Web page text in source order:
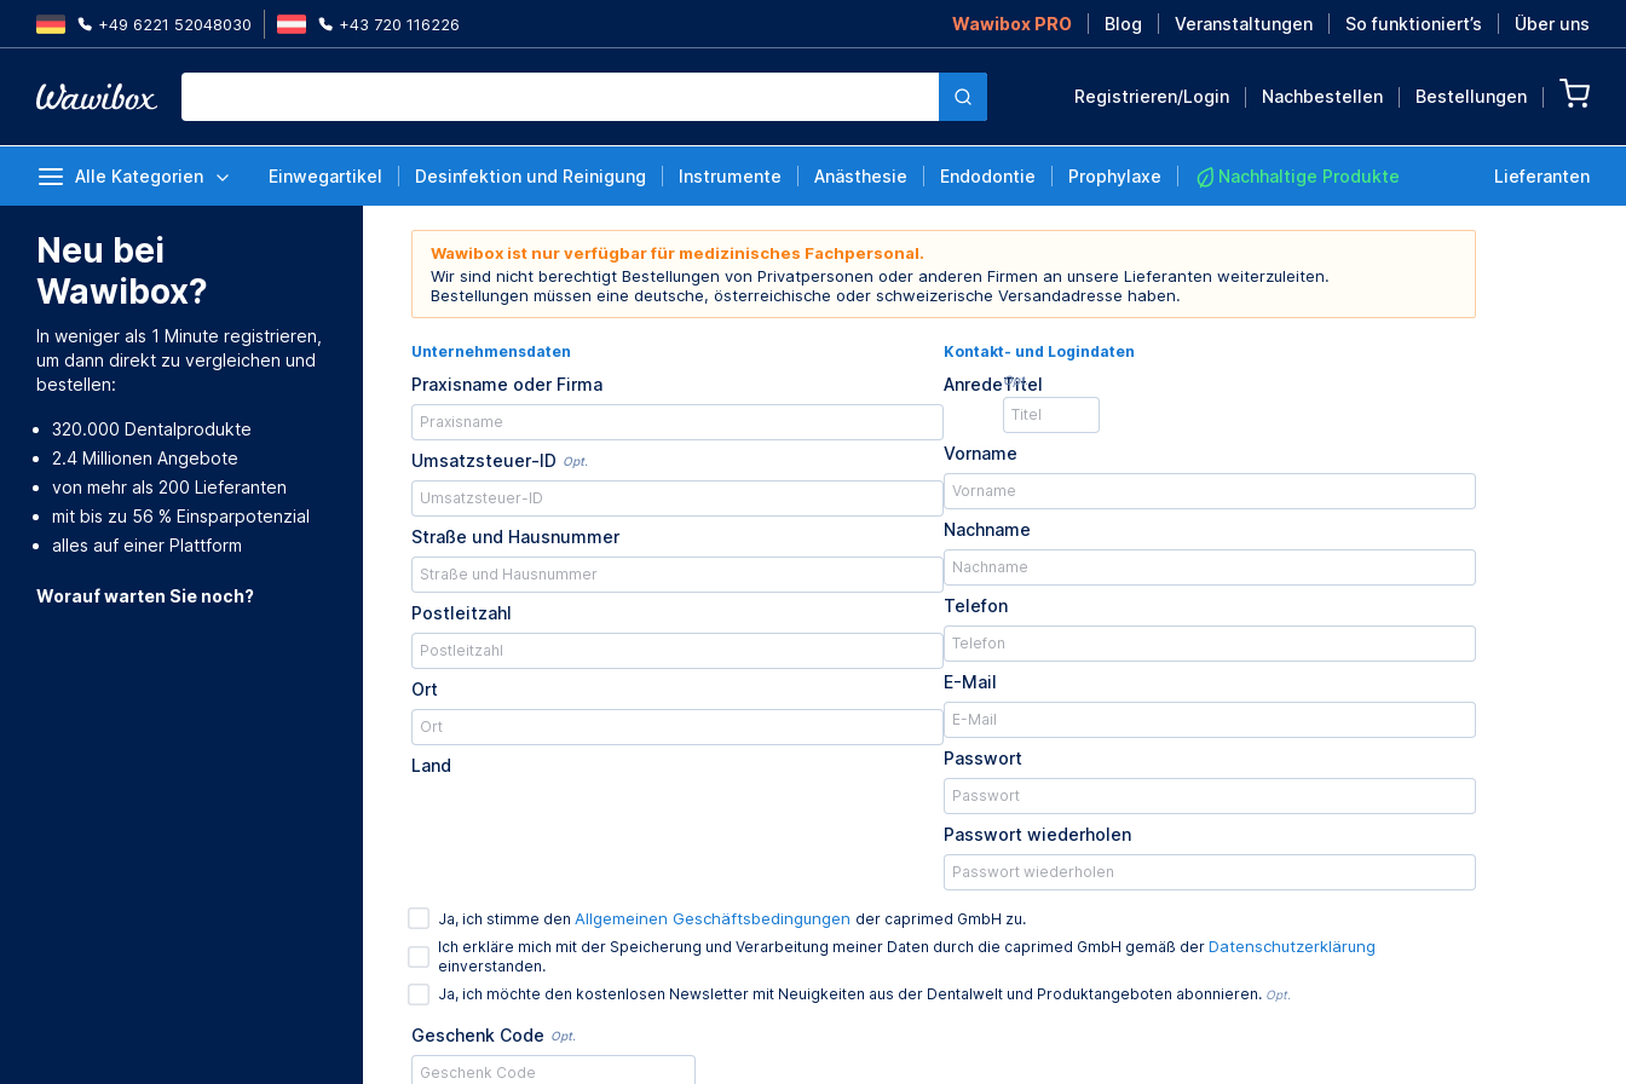
+49 6221 52048030 +43 720 116226 Wawibox PRO Blog Veranstaltungen So funktioniert’s Über uns
Registrieren/Login Nachbestellen Bestellungen
Alle Kategorien Einwegartikel Desinfektion und Reinigung Instrumente Anästhesie Endodontie Prophylaxe Nachhaltige Produkte Lieferanten
MEHR ENTDECKEN
Neu bei
Wawibox?
In weniger als 1 Minute registrieren,
um dann direkt zu vergleichen und
bestellen:
320.000 Dentalprodukte
2.4 Millionen Angebote
von mehr als 200 Lieferanten
mit bis zu 56 % Einsparpotenzial
alles auf einer Plattform
Worauf warten Sie noch?
Wawibox ist nur verfügbar für medizinisches Fachpersonal.
Wir sind nicht berechtigt Bestellungen von Privatpersonen oder anderen Firmen an unsere Lieferanten weiterzuleiten.
Bestellungen müssen eine deutsche, österreichische oder schweizerische Versandadresse haben.
Unternehmensdaten
Praxisname oder Firma
Umsatzsteuer-ID Opt.
Straße und Hausnummer
Postleitzahl
Ort
Land
Kontakt- und Logindaten
AnredeTitel
Opt.
Vorname
Nachname
Telefon
E-Mail
Passwort
Passwort wiederholen
Ja, ich stimme den Allgemeinen Geschäftsbedingungen der caprimed GmbH zu.
Ich erkläre mich mit der Speicherung und Verarbeitung meiner Daten durch die caprimed GmbH gemäß der Datenschutzerklärung
einverstanden.
Ja, ich möchte den kostenlosen Newsletter mit Neuigkeiten aus der Dentalwelt und Produktangeboten abonnieren. Opt.
Geschenk Code Opt.